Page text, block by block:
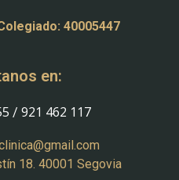
40005447
en:
/ 921 462 117
18. 40001 Segovia